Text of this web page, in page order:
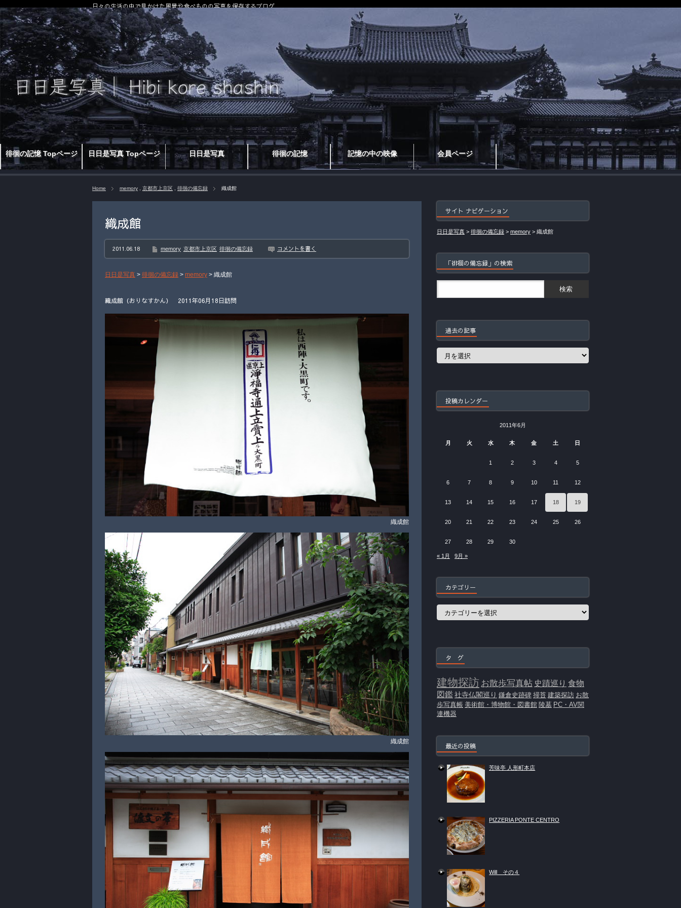
徘徊の記憶 Topページ 日日是写真 Topページ 日日是写真 徘徊の記憶 記憶の中の映像 会員ページ
日々の生活の中で見かけた風景や食べものの写真を保存するブログ
Home memory 京都市上京区 徘徊の備忘録 織成館
織成館
2011.06.18 memory 京都市上京区 徘徊の備忘録 コメントを書く
日日是写真 > 徘徊の備忘録 > memory > 織成館
織成館（おりなすかん） 2011年06月18日訪問
織成館
織成館
サイト ナビゲーション
日日是写真 > 徘徊の備忘録 > memory > 織成館
「徘徊の備忘録」の検索
過去の記事
過
投稿カレンダー
2011年6月
月 火 水 木 金 土 日
1 2 3 4 5
6 7 8 9 10 11 12
13 14 15 16 17 18 19
20 21 22 23 24 25 26
27 28 29 30
« 1月 9月 »
カテゴリー
カ
タ グ
建物探訪 お散歩写真帖 史蹟巡り 食物
図鑑社寺仏閣巡り 鎌倉史跡碑 掃苔 建築探訪 お散
歩写真帳 美術館・博物館・図書館 陵墓 PC・AV関
連機器
最近の投稿
芳味亭 人形町本店
PIZZERIA PONTE CENTRO
Will その４